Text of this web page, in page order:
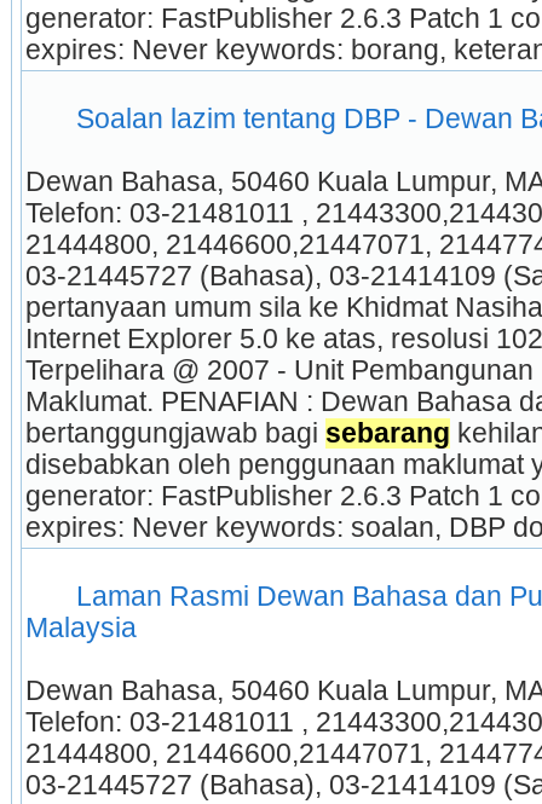
generator: FastPublisher 2.6.3 Patch 1
expires: Never keywords: borang,
Soalan lazim tentang DBP - Dewan
Dewan Bahasa, 50460 Kuala Lumpur,
Telefon: 03-21481011 ,
21444800, 21446600,21447071,
03-21445727 (Bahasa), 03-21414109
pertanyaan umum sila ke Khidmat
Internet Explorer 5.0 ke atas, resolusi
Terpelihara @ 2007 - Unit
Maklumat. PENAFIAN : Dewan Bahasa
bertanggungjawab bagi sebarang
disebabkan oleh penggunaan maklumat
generator: FastPublisher 2.6.3 Patch 1
expires: Never keywords: soalan, DBP
Laman Rasmi Dewan Bahasa dan
Malaysia
Dewan Bahasa, 50460 Kuala Lumpur,
Telefon: 03-21481011 ,
21444800, 21446600,21447071,
03-21445727 (Bahasa), 03-21414109